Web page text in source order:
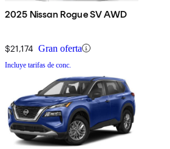
2025 Nissan Rogue SV AWD
$21,174 Gran oferta
Incluye tarifas de conc.